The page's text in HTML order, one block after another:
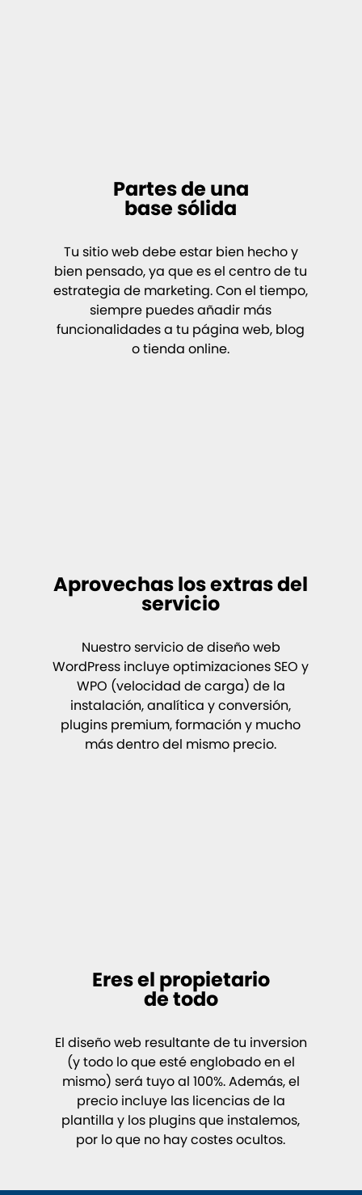
Partes de una
base sólida
Tu sitio web debe estar bien hecho y
bien pensado, ya que es el centro de tu
estrategia de marketing. Con el tiempo,
siempre puedes añadir más
funcionalidades a tu página web, blog
o tienda online.
Aprovechas los extras del
servicio
Nuestro servicio de diseño web
WordPress incluye optimizaciones SEO y
WPO (velocidad de carga) de la
instalación, analítica y conversión,
plugins premium, formación y mucho
más dentro del mismo precio.
Eres el propietario
de todo
El diseño web resultante de tu inversion
(y todo lo que esté englobado en el
mismo) será tuyo al 100%. Además, el
precio incluye las licencias de la
plantilla y los plugins que instalemos,
por lo que no hay costes ocultos.